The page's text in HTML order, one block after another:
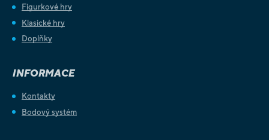
Figurkové hry
Klasické hry
Doplňky
INFORMACE
Kontakty
Bodový systém